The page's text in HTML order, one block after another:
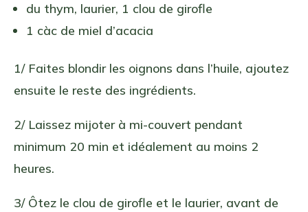
du thym, laurier, 1 clou de girofle
1 càc de miel d’acacia
1/ Faites blondir les oignons dans l’huile, ajoutez
ensuite le reste des ingrédients.
2/ Laissez mijoter à mi-couvert pendant
minimum 20 min et idéalement au moins 2
heures.
3/ Ôtez le clou de girofle et le laurier, avant de